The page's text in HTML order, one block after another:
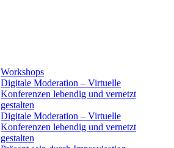
Workshops
Digitale Moderation – Virtuelle
Konferenzen lebendig und vernetzt
gestalten
Digitale Moderation – Virtuelle
Konferenzen lebendig und vernetzt
gestalten